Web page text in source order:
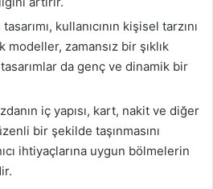
kullanıcının kişisel tarzını
modeller, zamansız bir şıklık
da genç ve dinamik bir
iç yapısı, kart, nakit ve diğer
bir şekilde taşınmasını
ihtiyaçlarına uygun bölmelerin